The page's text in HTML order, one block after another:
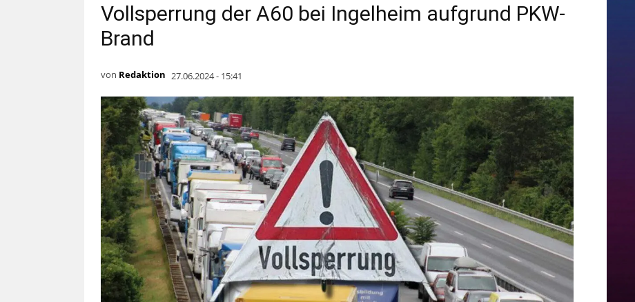
Vollsperrung der A60 bei Ingelheim aufgrund PKW-
Brand
von Redaktion 27.06.2024 - 15:41